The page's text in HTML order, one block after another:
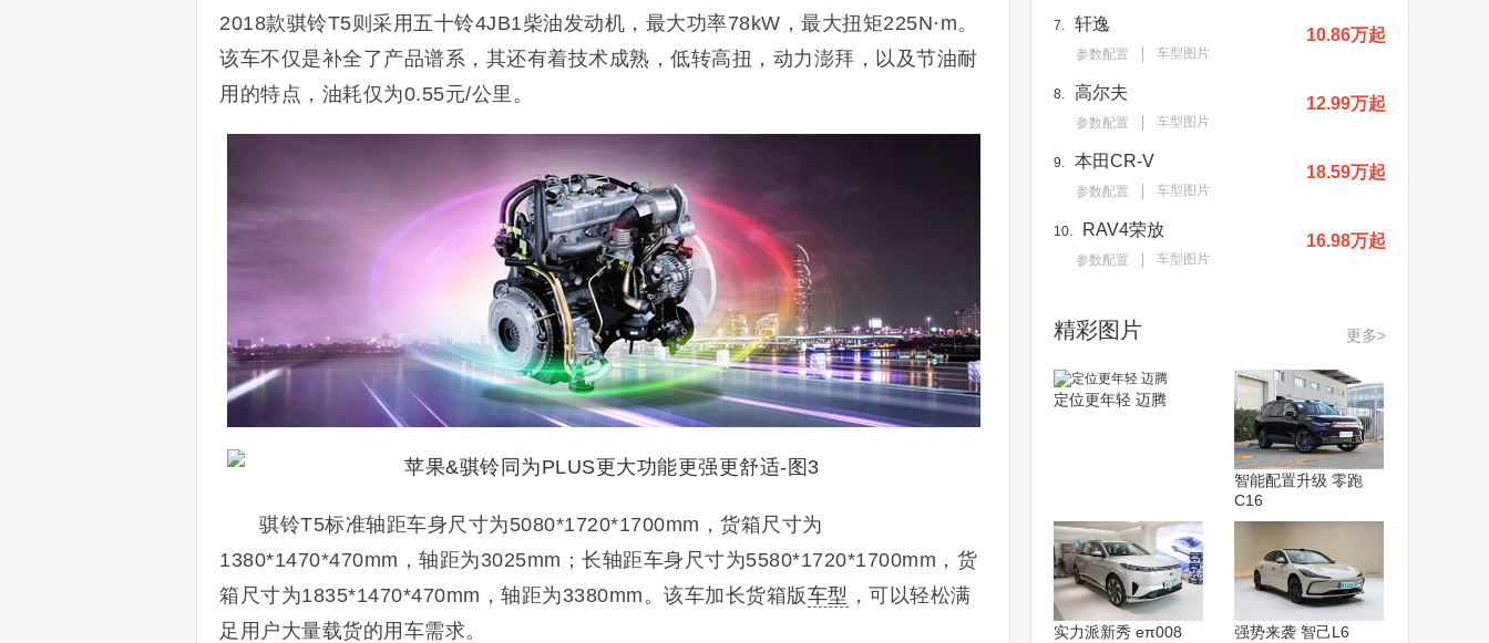
2018款骐铃T5则采用五十铃4JB1柴油发动机，最大功率78kW，最大扭矩225N·m。
该车不仅是补全了产品谱系，其还有着技术成熟，低转高扭，动力澎拜，以及节油耐
用的特点，油耗仅为0.55元/公里。
骐铃T5标准轴距车身尺寸为5080*1720*1700mm，货箱尺寸为
1380*1470*470mm，轴距为3025mm；长轴距车身尺寸为5580*1720*1700mm，货
箱尺寸为1835*1470*470mm，轴距为3380mm。该车加长货箱版车型 ，可以轻松满
足用户大量载货的用车需求。
7. 轩逸
参数配置 车型图片
10.86万起
8. 高尔夫
参数配置 车型图片
12.99万起
9. 本田CR-V
参数配置 车型图片
18.59万起
10. RAV4荣放
参数配置 车型图片
16.98万起
精彩图片 更多>
定位更年轻 迈腾
智能配置升级 零跑
C16
实力派新秀 eπ008 强势来袭 智己L6